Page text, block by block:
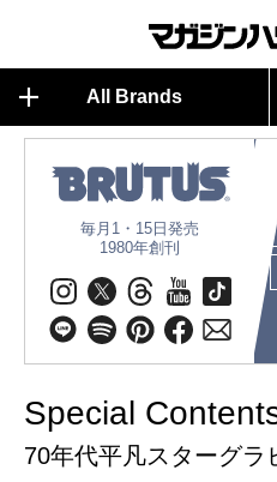
All Brands
毎月1・15日発売
1980年創刊
Special
70年代平凡スターグラ